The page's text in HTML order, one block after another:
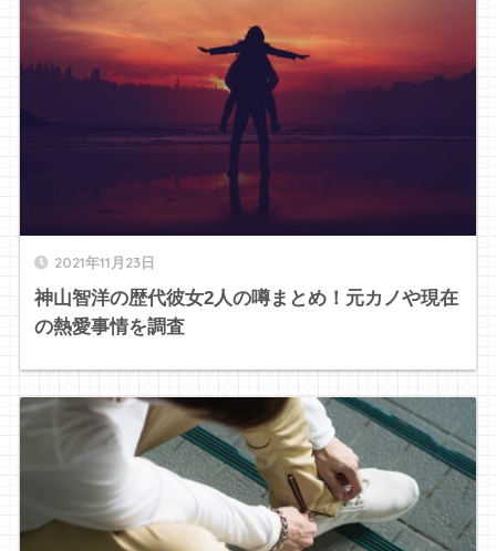
2021年11月23日
神山智洋の歴代彼女2人の噂まとめ！元カノや現在
の熱愛事情を調査